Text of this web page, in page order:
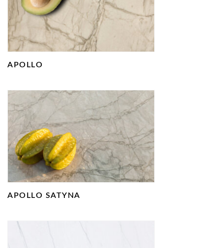
APOLLO
APOLLO SATYNA